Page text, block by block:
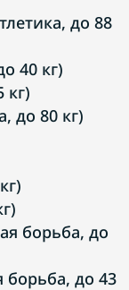
до 88
40 кг)
кг)
до 80 кг)
борьба, до
до 43